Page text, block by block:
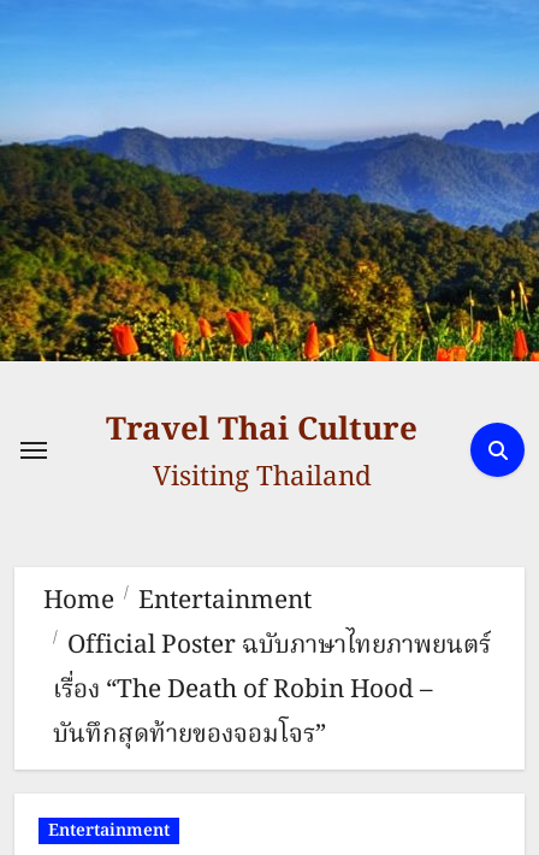
content
Travel Thai Culture
Visiting Thailand
Home
Entertainment
Official Poster ฉบับภาษาไทยภาพยนตร์
เรื่อง “The Death of Robin Hood –
บันทึกสุดท้ายของจอมโจร”
Entertainment